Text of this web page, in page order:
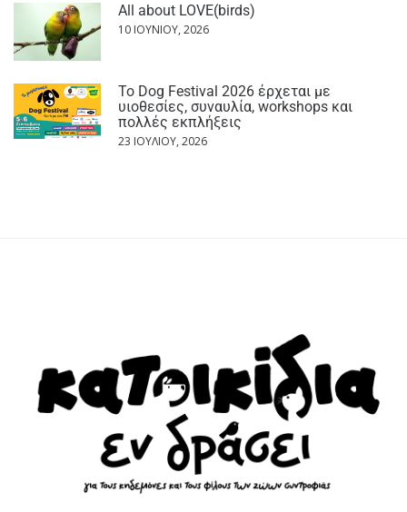
All about LOVE(birds)
10 ΙΟΥΝΊΟΥ, 2026
Το Dog Festival 2026 έρχεται με
υιοθεσίες, συναυλία, workshops και
πολλές εκπλήξεις
23 ΙΟΥΛΊΟΥ, 2026